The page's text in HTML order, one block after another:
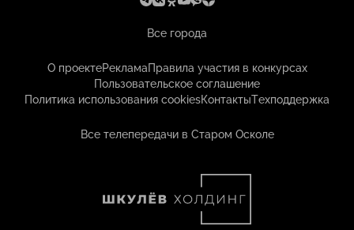
Все города
О проектеРекламаПравила участия в конкурсах
Пользовательское соглашение
Политика использования cookiesКонтактыТехподдержка
Все телепередачи в Старом Осколе